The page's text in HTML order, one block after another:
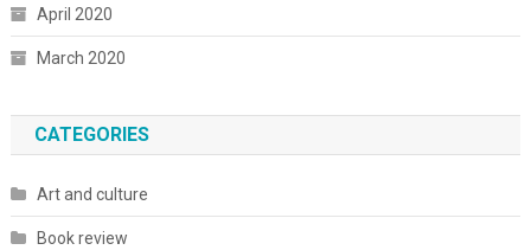
April 2020
March 2020
CATEGORIES
Art and culture
Book review